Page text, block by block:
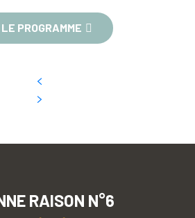
LE PROGRAMME
RAISON N°6